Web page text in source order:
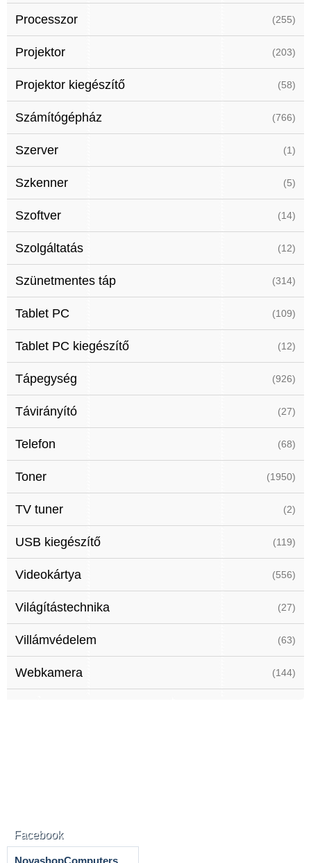
Processzor (255)
Projektor (203)
Projektor kiegészítő (58)
Számítógépház (766)
Szerver (1)
Szkenner (5)
Szoftver (14)
Szolgáltatás (12)
Szünetmentes táp (314)
Tablet PC (109)
Tablet PC kiegészítő (12)
Tápegység (926)
Távirányító (27)
Telefon (68)
Toner (1950)
TV tuner (2)
USB kiegészítő (119)
Videokártya (556)
Világítástechnika (27)
Villámvédelem (63)
Webkamera (144)
Facebook
NovashopComputers